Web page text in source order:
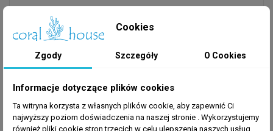
Pompa obiegowa do oczka wodnego Jebao SRP -
50000: - posiada kontroler WiFi - może pracować
słonej i słodkiej wody - cicho pracuje - jest łatwa w
przypadku zablokowania wirnika - wysoce
funkcjonalna dzięki innowacyjnemu wirnikowi, który
pozwala zaoszczędzić aż do 65% energii Niezwykle
Cookies
Zgody Szczegóły O Cookies
Informacje dotyczące plików cookies
Ta witryna korzysta z własnych plików cookie, aby zapewnić Ci
najwyższy poziom doświadczenia na naszej stronie . Wykorzystujemy
również pliki cookie stron trzecich w celu ulepszenia naszych usług,